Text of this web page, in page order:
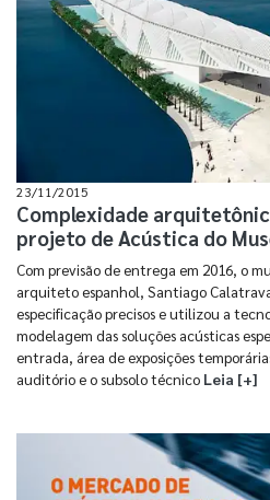
23/11/2015
Complexidade
projeto de Acústica do
Com previsão de entrega em 2016, o
arquiteto espanhol, Santiago
especificação precisos e utilizou a
modelagem das soluções acústicas
entrada, área de exposições
auditório e o subsolo técnico Leia [+]